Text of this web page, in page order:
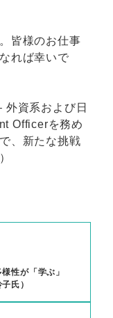
皆様のお仕事
れば幸いで
資系および日
Officerを務め
、新たな挑戦
性が「学ぶ」
氏）